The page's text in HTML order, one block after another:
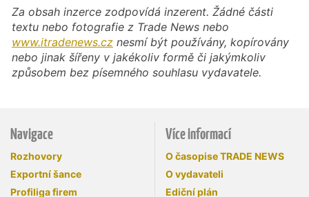
Za obsah inzerce zodpovídá inzerent. Žádné části
textu nebo fotografie z Trade News nebo
www.itradenews.cz nesmí být používány, kopírovány
nebo jinak šířeny v jakékoliv formě či jakýmkoliv
způsobem bez písemného souhlasu vydavatele.
Navigace
Rozhovory
Exportní šance
Profiliga firem
Více informací
O časopise TRADE NEWS
O vydavateli
Ediční plán